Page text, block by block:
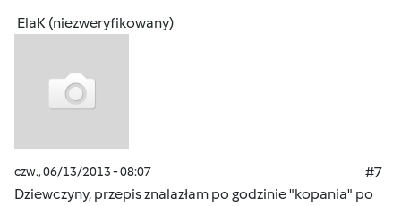
ElaK (niezweryfikowany)
czw., 06/13/2013 - 08:07
#7
Dziewczyny, przepis znalazłam po godzinie "kopania" po